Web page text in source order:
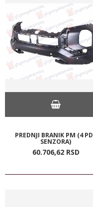
PREDNJI BRANIK PM (4
SENZORA)
60.706,62 RSD